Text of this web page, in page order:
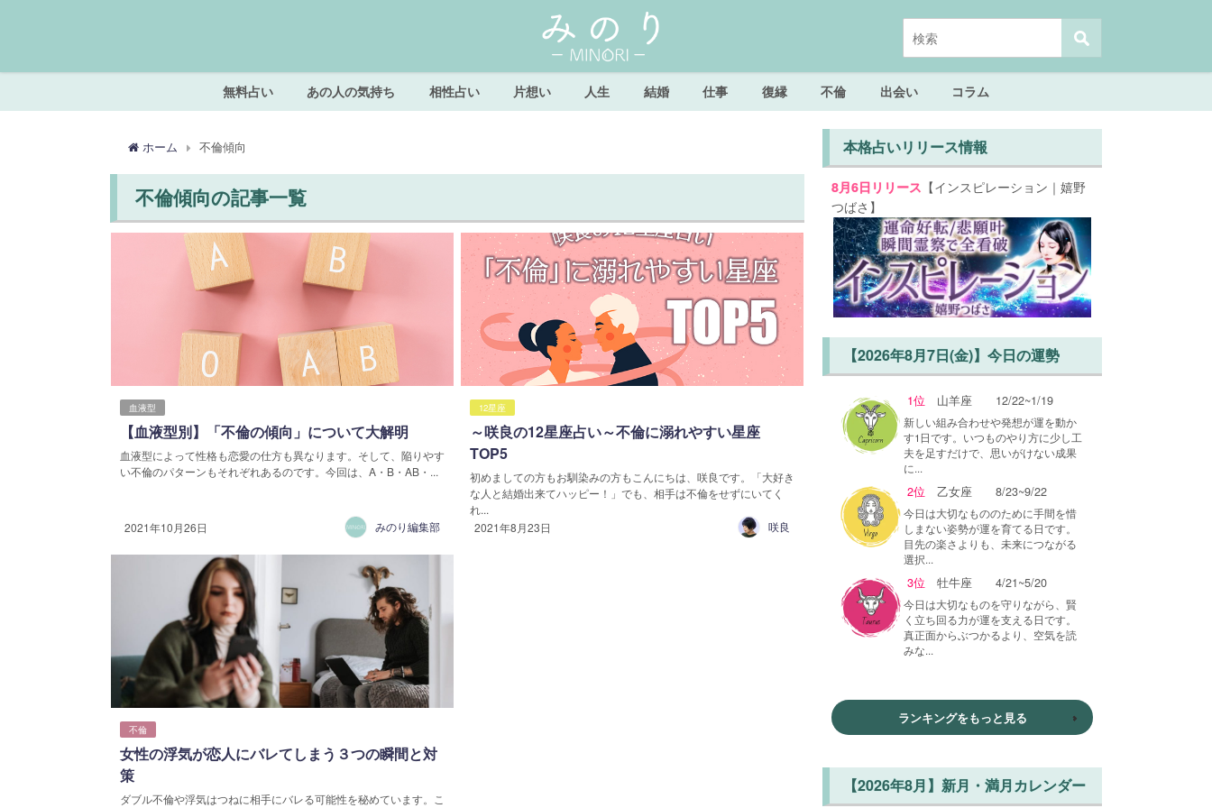
無料占い あの人の気持ち 相性占い 片想い 人生 結婚 仕事 復縁 不倫 出会い コラム
ホーム 不倫傾向
不倫傾向の記事一覧
血液型
【血液型別】「不倫の傾向」について大解明
血液型によって性格も恋愛の仕方も異なります。そして、陥りやす
い不倫のパターンもそれぞれあるのです。今回は、A・B・AB・...
2021年10月26日 みのり編集部
12星座
～咲良の12星座占い～不倫に溺れやすい星座
TOP5
初めましての方もお馴染みの方もこんにちは、咲良です。「大好き
な人と結婚出来てハッピー！」でも、相手は不倫をせずにいてく
れ...
2021年8月23日
咲良
不倫
女性の浮気が恋人にバレてしまう３つの瞬間と対
策
ダブル不倫や浮気はつねに相手にバレる可能性を秘めています。こ
本格占いリリース情報
8月6日リリース 【インスピレーション｜嬉野
つばさ】
【2026年8月7日(金)】今日の運勢
1位 山羊座 12/22~1/19
新しい組み合わせや発想が運を動か
す1日です。いつものやり方に少し工
夫を足すだけで、思いがけない成果
に...
2位 乙女座 8/23~9/22
今日は大切なもののために手間を惜
しまない姿勢が運を育てる日です。
目先の楽さよりも、未来につながる
選択...
3位 牡牛座 4/21~5/20
今日は大切なものを守りながら、賢
く立ち回る力が運を支える日です。
真正面からぶつかるより、空気を読
みな...
ランキングをもっと見る
【2026年8月】新月・満月カレンダー